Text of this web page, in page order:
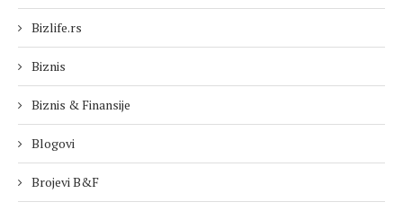
Bizlife.rs
Biznis
Biznis & Finansije
Blogovi
Brojevi B&F